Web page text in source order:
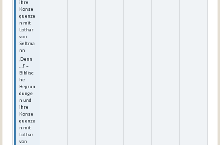
ihre
Konse
quenze
n mit
Lothar
von
Seltma
nn
‚Denn
…!‘ –
Biblisc
he
Begrün
dunge
n und
ihre
Konse
quenze
n mit
Lothar
von